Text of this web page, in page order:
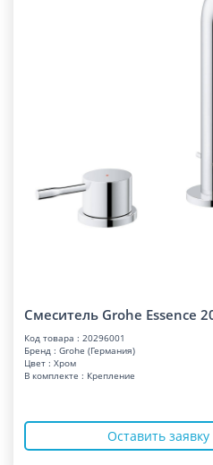
Смеситель Grohe Essence
Код товара : 20296001
Бренд : Grohe (Германия)
Цвет : Хром
В комплекте : Крепление
Оставить заявку